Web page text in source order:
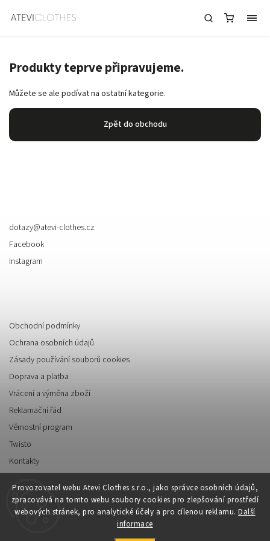
Provozovatel webu Atevi Clothes s.r.o., jako správce osobních údajů,
zpracovává na tomto webu soubory cookies pro zlepšování prostředí
webových stránek, pro analytické účely a pro cílenou reklamu.Další
informace
Dámská sukně v šedé barvě
Produkty teprve připravujeme.
Můžete se ale podívat na ostatní kategorie.
Zpět do obchodu
dotazy@atevi-clothes.cz
Facebook
Instagram
Obchodní podmínky
Ochrana osobních údajů
Zásady používání souborů cookies
Doprava a platba
Vrácení a výměna zboží
Reklamační řád
Věrnostní program
Twisto
Kontakty